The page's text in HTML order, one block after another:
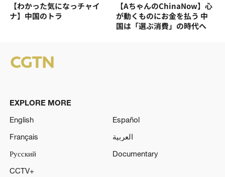
【わかった気になっチャイ
ナ】中国のトラ
【AちゃんのChinaNow】心
が動くものにお金を払う 中
国は「選ぶ消費」の時代へ
EXPLORE MORE
English
Español
Français
العربية
Русский
Documentary
CCTV+